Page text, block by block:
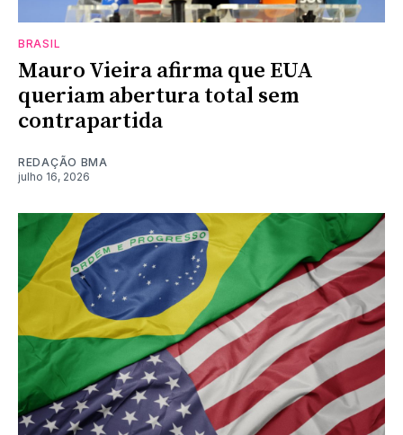
BRASIL
Mauro Vieira afirma que EUA
queriam abertura total sem
contrapartida
REDAÇÃO BMA
julho 16, 2026